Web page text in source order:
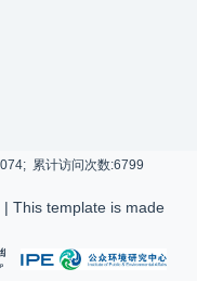
累计访问次数:6799
This template is made